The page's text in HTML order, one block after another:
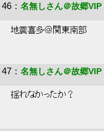
46 ： 名無しさん＠故郷VIP
地震喜多＠関東南部
47 ： 名無しさん＠故郷VIP
揺れなかったか？